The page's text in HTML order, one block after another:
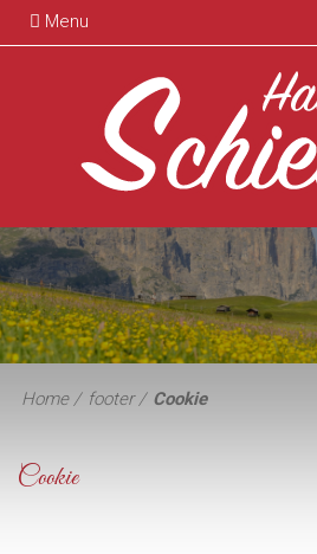
Menu
Home footer Cookie
Cookie